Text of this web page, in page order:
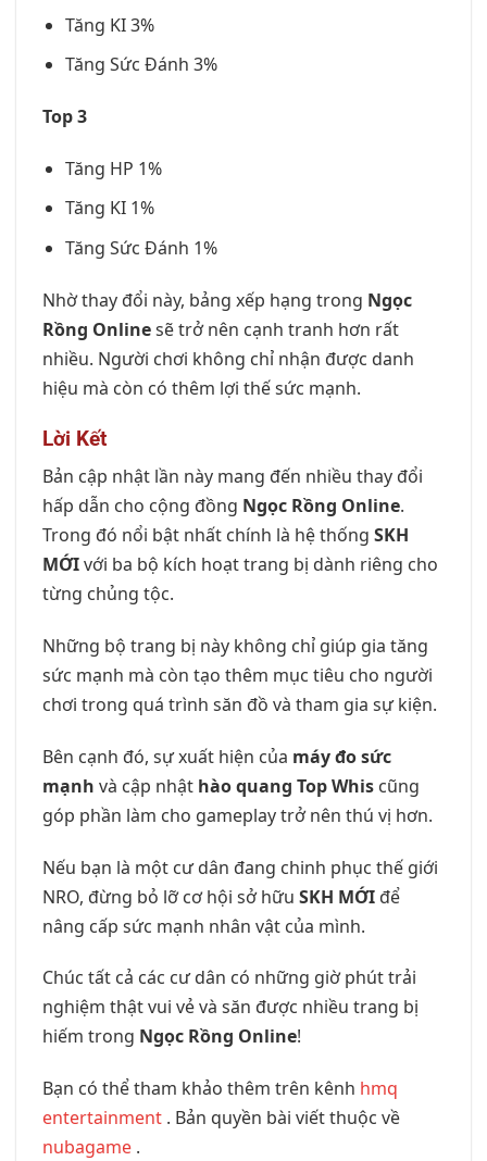
Tăng KI 3%
Tăng Sức Đánh 3%
Top 3
Tăng HP 1%
Tăng KI 1%
Tăng Sức Đánh 1%
Nhờ thay đổi này, bảng xếp hạng trong Ngọc
Rồng Onlinesẽ trở nên cạnh tranh hơn rất
nhiều. Người chơi không chỉ nhận được danh
hiệu mà còn có thêm lợi thế sức mạnh.
Lời Kết
Bản cập nhật lần này mang đến nhiều thay đổi
hấp dẫn cho cộng đồng Ngọc Rồng Online.
Trong đó nổi bật nhất chính là hệ thống SKH
MỚIvới ba bộ kích hoạt trang bị dành riêng cho
từng chủng tộc.
Những bộ trang bị này không chỉ giúp gia tăng
sức mạnh mà còn tạo thêm mục tiêu cho người
chơi trong quá trình săn đồ và tham gia sự kiện.
Bên cạnh đó, sự xuất hiện của máy đo sức
mạnh và cập nhật hào quang Top Whis cũng
góp phần làm cho gameplay trở nên thú vị hơn.
Nếu bạn là một cư dân đang chinh phục thế giới
NRO, đừng bỏ lỡ cơ hội sở hữu SKH MỚI để
nâng cấp sức mạnh nhân vật của mình.
Chúc tất cả các cư dân có những giờ phút trải
nghiệm thật vui vẻ và săn được nhiều trang bị
hiếm trong Ngọc Rồng Online!
Bạn có thể tham khảo thêm trên kênh hmq
entertainment . Bản quyền bài viết thuộc về
nubagame .